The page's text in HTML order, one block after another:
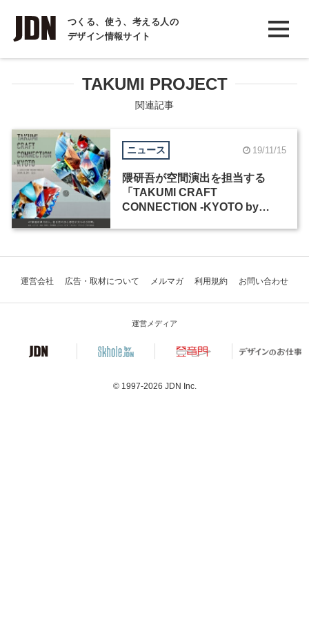
つくる、使う、考える人の
デザイン情報サイト
INTERVIEW
インタビュー
REPORT
COLUMN
コラム
TAKUMI PROJECT
関連記事
ニュース 19/11/15
隈研吾が空間演出を担当する
「TAKUMI CRAFT
CONNECTION -KYOTO by
運営会社 広告・取材について メルマガ 利用規約 お問い合わせ
運営メディア
© 1997-2026 JDN Inc.